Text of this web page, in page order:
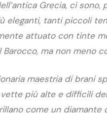
Grecia, ci
eleganti, tanti piccoli
attuato con tinte
ma non meno
maestria di brani
più alte e difficili
come un